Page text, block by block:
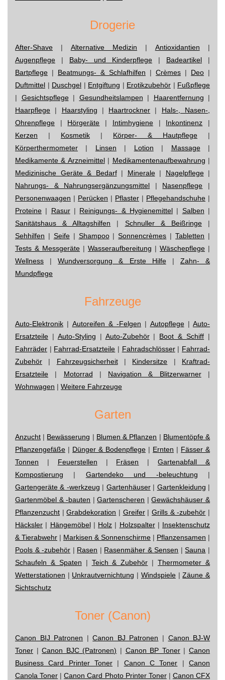
Drogerie
After-Shave | Alternative Medizin | Antioxidantien |
Augenpflege | Baby- und Kinderpflege | Badeartikel |
Bartpflege | Beatmungs- & Schlafhilfen | Crèmes | Deo |
Duftmittel | Duschgel | Entgiftung | Erotikzubehör | Fußpflege
| Gesichtspflege| Gesundheitslampen | Haarentfernung |
Haarpflege | Haarstyling | Haartrockner | Hals-, Nasen-,
Ohrenpflege | Hörgeräte | Intimhygiene| Inkontinenz |
Kerzen | Kosmetik | Körper- & Hautpflege |
Körperthermometer | Linsen | Lotion | Massage|
Medikamente & Arzneimittel| Medikamentenaufbewahrung |
Medizinische Geräte & Bedarf| Minerale| Nagelpflege|
Nahrungs- & Nahrungsergänzungsmittel | Nasenpflege |
Personenwaagen | Perücken | Pflaster | Pflegehandschuhe |
Proteine | Rasur| Reinigungs- & Hygienemittel | Salben |
Sanitätshaus & Alltagshilfen | Schnuller & Beißringe|
Sehhilfen | Seife| Shampoo|Sonnencrèmes |Tabletten |
Tests & Messgeräte | Wasseraufbereitung | Wäschepflege |
Wellness |Wundversorgung & Erste Hilfe| Zahn- &
Mundpflege
Fahrzeuge
Auto-Elektronik | Autoreifen & -Felgen | Autopflege| Auto-
Ersatzteile | Auto-Styling | Auto-Zubehör| Boot & Schiff |
Fahrräder | Fahrrad-Ersatzteile | Fahradschlösser| Fahrrad-
Zubehör | Fahrzeugsicherheit| Kindersitze | Kraftrad-
Ersatzteile | Motorrad | Navigation & Blitzerwarner|
Wohnwagen | Weitere Fahrzeuge
Garten
Anzucht | Bewässerung | Blumen & Pflanzen | Blumentöpfe &
Pflanzengefäße | Dünger & Bodenpflege | Ernten | Fässer &
Tonnen | Feuerstellen | Fräsen |Gartenabfall &
Kompostierung | Gartendeko und -beleuchtung |
Gartengeräte & -werkzeug | Gartenhäuser| Gartenkleidung |
Gartenmöbel & -bauten |Gartenscheren |Gewächshäuser &
Pflanzenzucht |Grabdekoration | Greifer|Grills & -zubehör |
Häcksler | Hängemöbel| Holz | Holzspalter| Insektenschutz
& Tierabwehr | Markisen & Sonnenschirme | Pflanzensamen |
Pools & -zubehör | Rasen | Rasenmäher & Sensen |Sauna |
Schaufeln & Spaten | Teich & Zubehör |Thermometer &
Wetterstationen | Unkrautvernichtung | Windspiele|Zäune &
Sichtschutz
Toner (Canon)
Canon BIJ Patronen |Canon BJ Patronen | Canon BJ-W
Toner |Canon BJC (Patronen) | Canon BP Toner|Canon
Business Card Printer Toner | Canon C Toner |Canon
Canola Toner |Canon Card Photo Printer Toner| Canon CFX